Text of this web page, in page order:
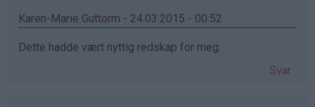
Karen-Marie Guttorm - 24.03.2015 - 00:52
Dette hadde vært nyttig redskap for meg.
Svar